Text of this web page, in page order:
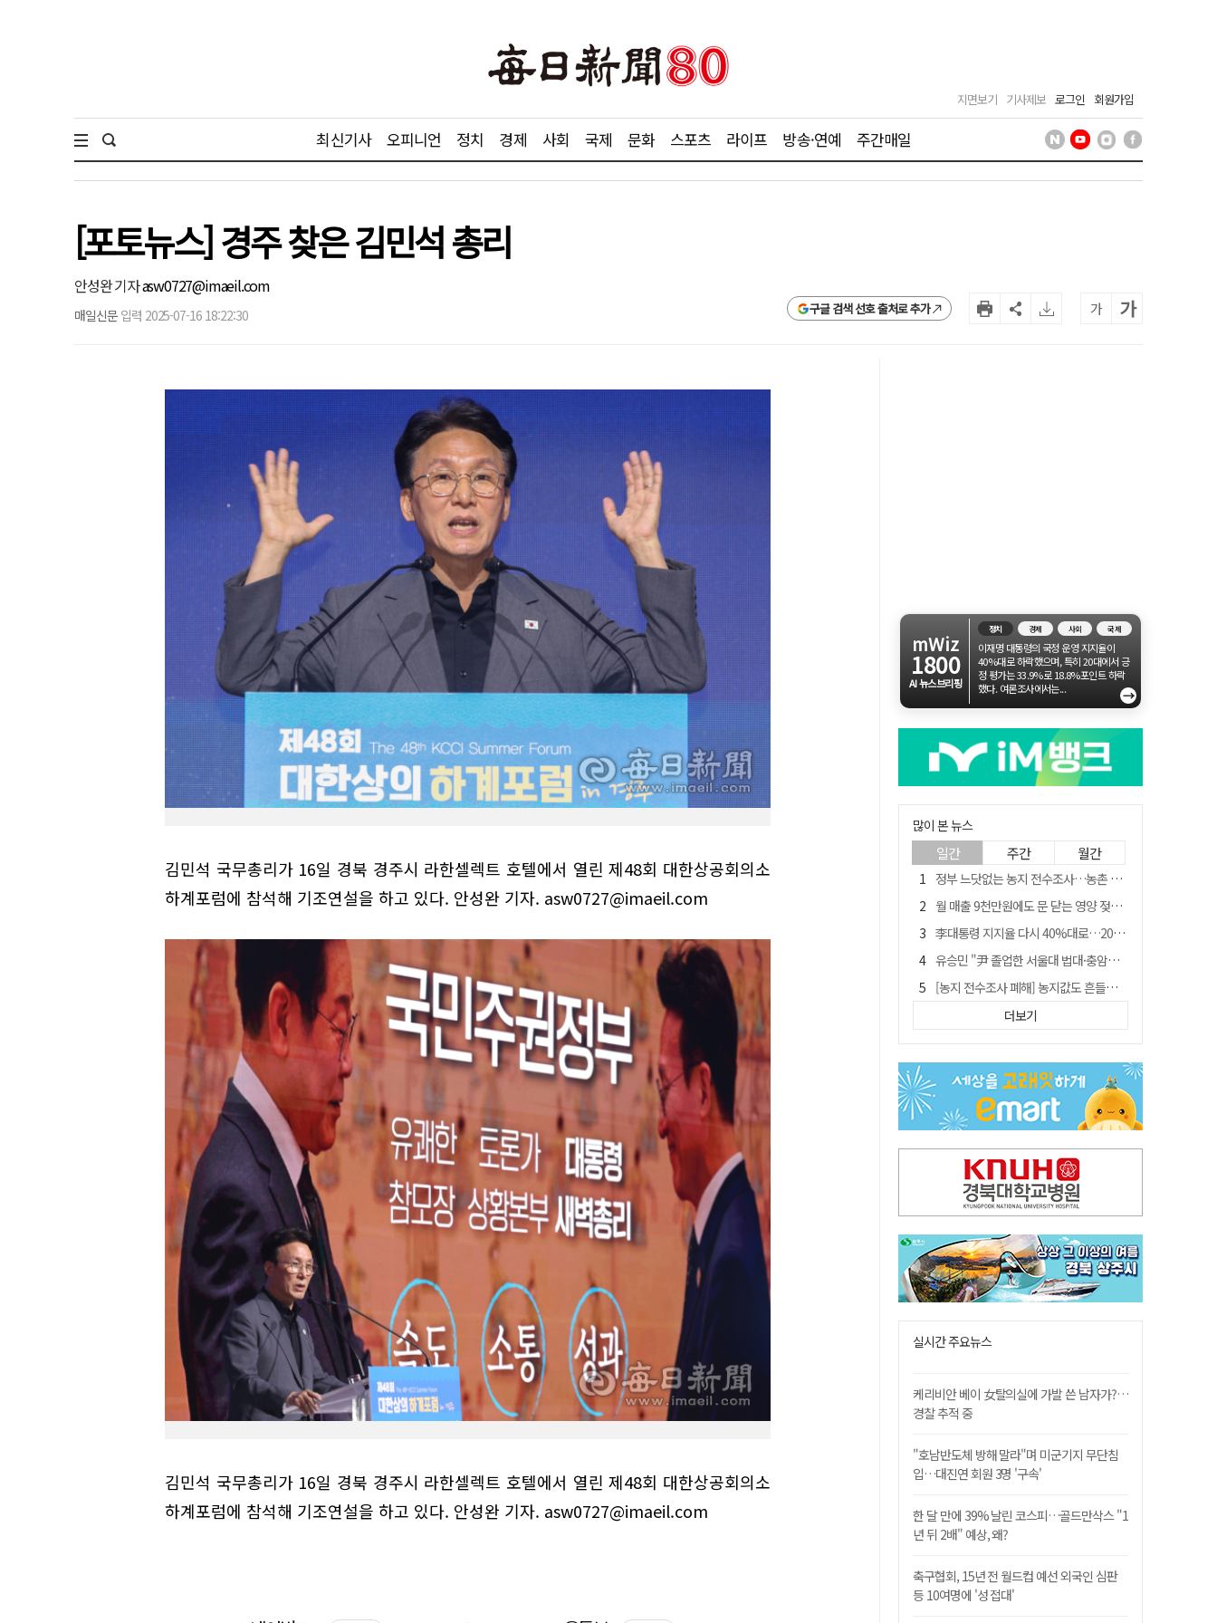
지면보기 기사제보 로그인 회원가입
최신기사 오피니언 정치 경제 사회 국제 문화 스포츠 라이프 방송·연예 주간매일
[포토뉴스] 경주 찾은 김민석 총리
안성완 기자asw0727@imaeil.com
매일신문 입력 2025-07-16 18:22:30 구글 검색 선호 출처로 추가 가 가
김민석 국무총리가 16일 경북 경주시 라한셀렉트 호텔에서 열린 제48회 대한상공회의소
하계포럼에 참석해 기조연설을 하고 있다. 안성완 기자. asw0727@imaeil.com
김민석 국무총리가 16일 경북 경주시 라한셀렉트 호텔에서 열린 제48회 대한상공회의소
하계포럼에 참석해 기조연설을 하고 있다. 안성완 기자. asw0727@imaeil.com
mWiz
1800
AI 뉴스브리핑
정치 경제 사회 국제
이재명 대통령의 국정 운영 지지율이
40%대로 하락했으며, 특히 20대에서 긍
정 평가는 33.9%로 18.8%포인트 하락
했다. 여론조사에서는...
→
많이 본 뉴스
일간 주간 월간
정부 느닷없는 농지 전수조사…농촌 들쑤시는 '경자유전'의 칼날
월 매출 9천만원에도 문 닫는 영양 젖소농장… "일할 사람이 없어"
李대통령 지지율 다시 40%대로…20대는 18.8%p 급락
유승민 "尹 졸업한 서울대 법대·충암고도 없애야"…李 육사 통합 직격
[농지 전수조사 폐해] 농지값도 흔들리나…"도지 막히면 헐값 매물 나올 수도"
지역활성화 펀드 9호…포항 AI 데이터센터에 6천억 투입
경북 영천시, 9월부터 11월까지 반값 여행 혜택 제공
[농지 전수조사 폐해] '쌀 받고 논 내 준' 도지농 이제 어쩌나?
아쉬운 태클
더보기
실시간 주요뉴스
케리비안 베이 女탈의실에 가발 쓴 남자가?…
경찰 추적 중
"호남반도체 방해 말라"며 미군기지 무단침
입…대진연 회원 3명 '구속'
한 달 만에 39% 날린 코스피…골드만삭스 "1
년 뒤 2배" 예상, 왜?
축구협회, 15년 전 월드컵 예선 외국인 심판
등 10여명에 '성 접대'